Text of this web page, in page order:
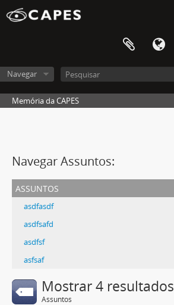
Navegar
Memória da CAPES
Navegar Assuntos:
assuntos
asdfasdf
asdfsafd
asdfsf
asfsaf
Mostrar 4 resultados
Assuntos